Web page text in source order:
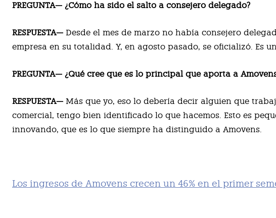
PREGUNTA— ¿Cómo ha sido el salto a consejero delegado?
RESPUESTA— Desde el mes de marzo no había consejero
empresa en su totalidad. Y, en agosto pasado, se oficializó. Es
PREGUNTA— ¿Qué cree que es lo principal que aporta a
RESPUESTA— Más que yo, eso lo debería decir alguien que
comercial, tengo bien identificado lo que hacemos. Esto es
innovando, que es lo que siempre ha distinguido a Amovens.
Los ingresos de Amovens crecen un 46% en el primer